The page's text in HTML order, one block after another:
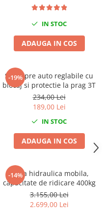
IN STOC
ADAUGA IN COS
-19%
Set capre auto reglabile cu
blocaj si protectie la prag 3T
234,00 Lei
189,00 Lei
IN STOC
ADAUGA IN COS
-14%
Masa hidraulica mobila,
capacitate de ridicare 400kg
3.155,00 Lei
2.699,00 Lei